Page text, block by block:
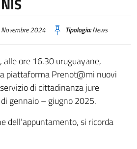
2024 Tipologia:News
alle ore 16.30 uruguayane,
piattaforma Prenot@mi nuovi
di cittadinanza jure
gennaio – giugno 2025.
dell’appuntamento, si ricorda